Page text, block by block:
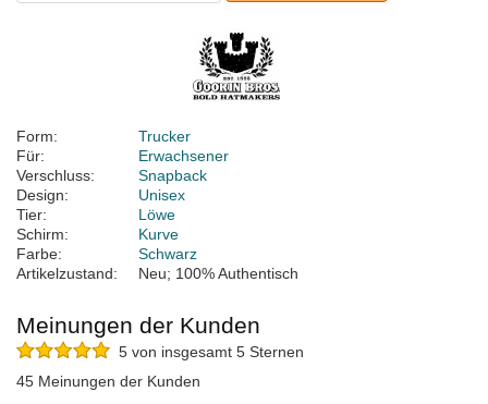
Form:
Trucker
Für:
Erwachsener
Verschluss:
Snapback
Design:
Unisex
Tier:
Löwe
Schirm:
Kurve
Farbe:
Schwarz
Artikelzustand:
Neu; 100% Authentisch
Meinungen der Kunden
5 von insgesamt 5 Sternen
45 Meinungen der Kunden